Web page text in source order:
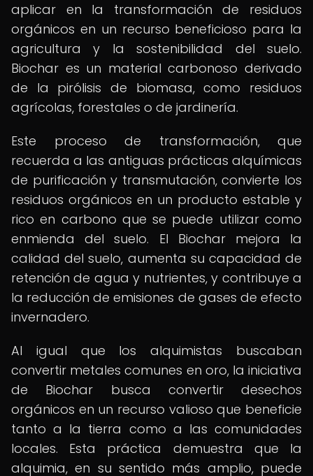
aplicar en la transformación de residuos
orgánicos en un recurso beneficioso para la
agricultura y la sostenibilidad del suelo.
Biochar es un material carbonoso derivado
de la pirólisis de biomasa, como residuos
agrícolas, forestales o de jardinería.
Este proceso de transformación, que
recuerda a las antiguas prácticas alquímicas
de purificación y transmutación, convierte los
residuos orgánicos en un producto estable y
rico en carbono que se puede utilizar como
enmienda del suelo. El Biochar mejora la
calidad del suelo, aumenta su capacidad de
retención de agua y nutrientes, y contribuye a
la reducción de emisiones de gases de efecto
invernadero.
Al igual que los alquimistas buscaban
convertir metales comunes en oro, la iniciativa
de Biochar busca convertir desechos
orgánicos en un recurso valioso que beneficie
tanto a la tierra como a las comunidades
locales. Esta práctica demuestra que la
alquimia, en su sentido más amplio, puede